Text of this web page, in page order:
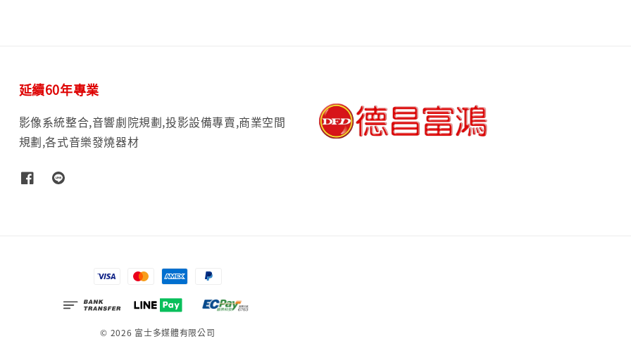
延續60年專業
影像系統整合,音響劇院規劃,投影設備專賣,商業空間
規劃,各式音樂發燒器材
© 2026 富士多媒體有限公司